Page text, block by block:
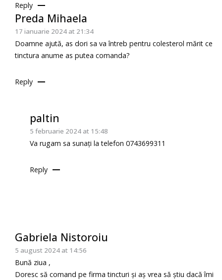
Reply
Preda Mihaela
17 ianuarie 2024 at 21:34
Doamne ajută, as dori sa va întreb pentru colesterol mărit ce
tinctura anume as putea comanda?
Reply
paltin
5 februarie 2024 at 15:48
Va rugam sa sunați la telefon 0743699311
Reply
Gabriela Nistoroiu
5 august 2024 at 14:56
Bună ziua ,
Doresc să comand pe firma tincturi și aș vrea să știu dacă îmi